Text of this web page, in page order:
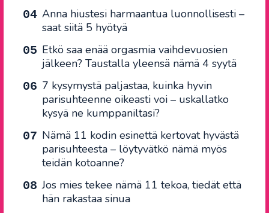
Anna hiustesi harmaantua luonnollisesti –
saat siitä 5 hyötyä
Etkö saa enää orgasmia vaihdevuosien
jälkeen? Taustalla yleensä nämä 4 syytä
7 kysymystä paljastaa, kuinka hyvin
parisuhteenne oikeasti voi – uskallatko
kysyä ne kumppaniltasi?
Nämä 11 kodin esinettä kertovat hyvästä
parisuhteesta – löytyvätkö nämä myös
teidän kotoanne?
Jos mies tekee nämä 11 tekoa, tiedät että
hän rakastaa sinua